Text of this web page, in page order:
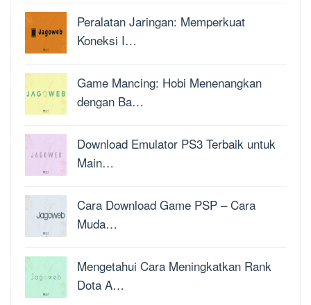
Peralatan Jaringan: Memperkuat
Koneksi I…
Game Mancing: Hobi Menenangkan
dengan Ba…
Download Emulator PS3 Terbaik untuk
Main…
Cara Download Game PSP – Cara
Muda…
Mengetahui Cara Meningkatkan Rank
Dota A…